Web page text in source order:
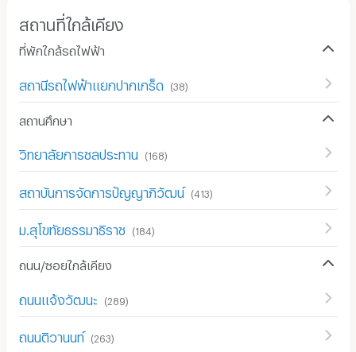
สถานที่ใกล้เคียง
ที่พักใกล้รถไฟฟ้า
สถานีรถไฟฟ้าแยกปากเกร็ด (38)
สถานศึกษา
วิทยาลัยการชลประทาน (168)
สถาบันการจัดการปัญญาภิวัฒน์ (413)
ม.สุโขทัยธรรมาธิราช (184 )
ถนน/ซอยใกล้เคียง
ถนนแจ้งวัฒนะ (289)
ถนนติวานนท์ (263)